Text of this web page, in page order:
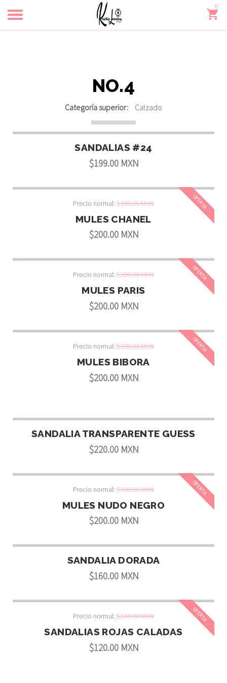
Toggle
navigation
0
NO.4
Categoría superior: Calzado
SANDALIAS #24
$199.00 MXN
OFERTA
Precio normal: $300.00 MXN
MULES CHANEL
$200.00 MXN
OFERTA
Precio normal: $300.00 MXN
MULES PARIS
$200.00 MXN
OFERTA
Precio normal: $300.00 MXN
MULES BIBORA
$200.00 MXN
SANDALIA TRANSPARENTE GUESS
$220.00 MXN
OFERTA
Precio normal: $300.00 MXN
MULES NUDO NEGRO
$200.00 MXN
SANDALIA DORADA
$160.00 MXN
OFERTA
Precio normal: $240.00 MXN
SANDALIAS ROJAS CALADAS
$120.00 MXN